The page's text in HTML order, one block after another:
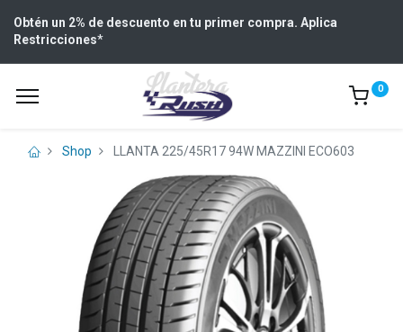
Obtén un 2% de descuento en tu primer compra. Aplica
Restricciones*
0
Shop LLANTA 225/45R17 94W MAZZINI ECO603